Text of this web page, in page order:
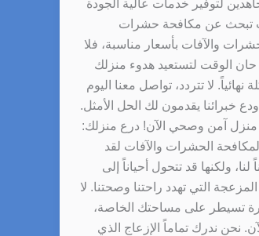
لتوفير خدمات عالية الجودة
تبحث عن مكافحة حشرات
والآفات بأسعار مناسبة، فلا
حان الوقت لتستعيد هدوء منزلك
لا تتردد، تواصل معنا اليوم
على الرقم 94013317 ودع خبرائنا يقدمون لك الحل الأمثل.
منزل آمن وصحي الآن! درع منزلك:
الحشرات والآفات لقد
لنا، ولكنها قد تتحول أحياناً إلى
التي تهدد راحتنا وصحتنا. لا
تسيطر على مساحتك الخاصة،
نحن ندرك تماماً الإزعاج الذي